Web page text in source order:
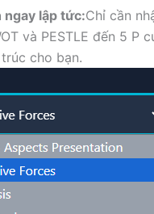
ngay lập tức:Chỉ cần
và PESTLE đến 5 P
cho bạn.